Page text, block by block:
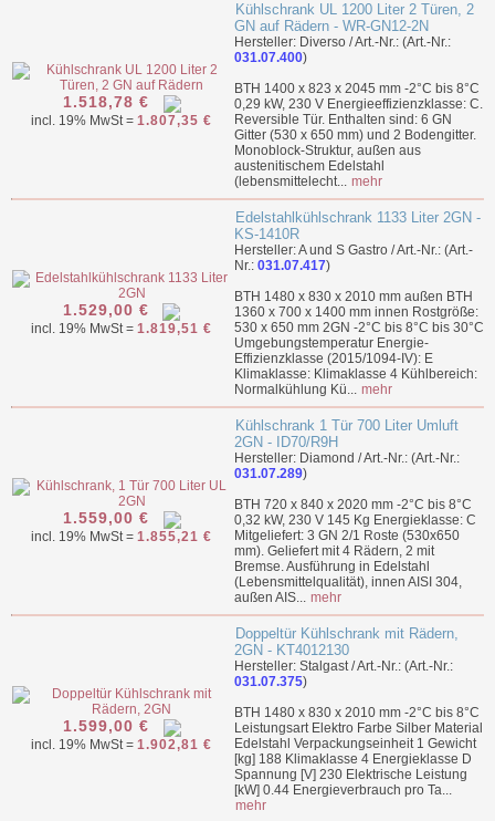
1.518,78 €
incl. 19% MwSt = 1.807,35 €
Kühlschrank UL 1200 Liter 2 Türen, 2
GN auf Rädern - WR-GN12-2N
Hersteller: Diverso / Art.-Nr.: (Art.-Nr.:
031.07.400)
BTH 1400 x 823 x 2045 mm -2°C bis 8°C
0,29 kW, 230 V Energieeffizienzklasse: C.
Reversible Tür. Enthalten sind: 6 GN
Gitter (530 x 650 mm) und 2 Bodengitter.
Monoblock-Struktur, außen aus
austenitischem Edelstahl
(lebensmittelecht... mehr
1.529,00 €
incl. 19% MwSt = 1.819,51 €
Edelstahlkühlschrank 1133 Liter 2GN -
KS-1410R
Hersteller: A und S Gastro / Art.-Nr.: (Art.-
Nr.: 031.07.417)
BTH 1480 x 830 x 2010 mm außen BTH
1360 x 700 x 1400 mm innen Rostgröße:
530 x 650 mm 2GN -2°C bis 8°C bis 30°C
Umgebungstemperatur Energie-
Effizienzklasse (2015/1094-IV): E
Klimaklasse: Klimaklasse 4 Kühlbereich:
Normalkühlung Kü... mehr
1.559,00 €
incl. 19% MwSt = 1.855,21 €
Kühlschrank 1 Tür 700 Liter Umluft
2GN - ID70/R9H
Hersteller: Diamond / Art.-Nr.: (Art.-Nr.:
031.07.289)
BTH 720 x 840 x 2020 mm -2°C bis 8°C
0,32 kW, 230 V 145 Kg Energieklasse: C
Mitgeliefert: 3 GN 2/1 Roste (530x650
mm). Geliefert mit 4 Rädern, 2 mit
Bremse. Ausführung in Edelstahl
(Lebensmittelqualität), innen AISI 304,
außen AIS... mehr
1.599,00 €
incl. 19% MwSt = 1.902,81 €
Doppeltür Kühlschrank mit Rädern,
2GN - KT4012130
Hersteller: Stalgast / Art.-Nr.: (Art.-Nr.:
031.07.375)
BTH 1480 x 830 x 2010 mm -2°C bis 8°C
Leistungsart Elektro Farbe Silber Material
Edelstahl Verpackungseinheit 1 Gewicht
[kg] 188 Klimaklasse 4 Energieklasse D
Spannung [V] 230 Elektrische Leistung
[kW] 0.44 Energieverbrauch pro Ta...
mehr